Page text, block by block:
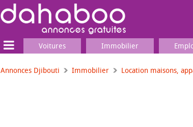
Voitures Immobilier
Annonces Djibouti Immobilier Location maisons,